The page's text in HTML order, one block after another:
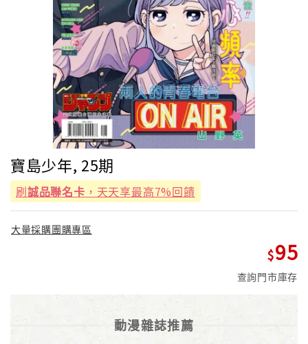
寶島少年, 25期
刷誠品聯名卡 ，天天享最高7%回饋
大量採購團購專區
95
查詢門市庫存
動漫雜誌推薦